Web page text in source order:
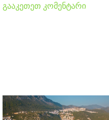
გააკეთეთ კომენტარი